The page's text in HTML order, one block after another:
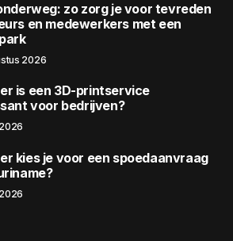
zo zorg je voor tevreden
en medewerkers met een
2026
is een 3D-printservice
voor bedrijven?
kies je voor een spoedaanvraag